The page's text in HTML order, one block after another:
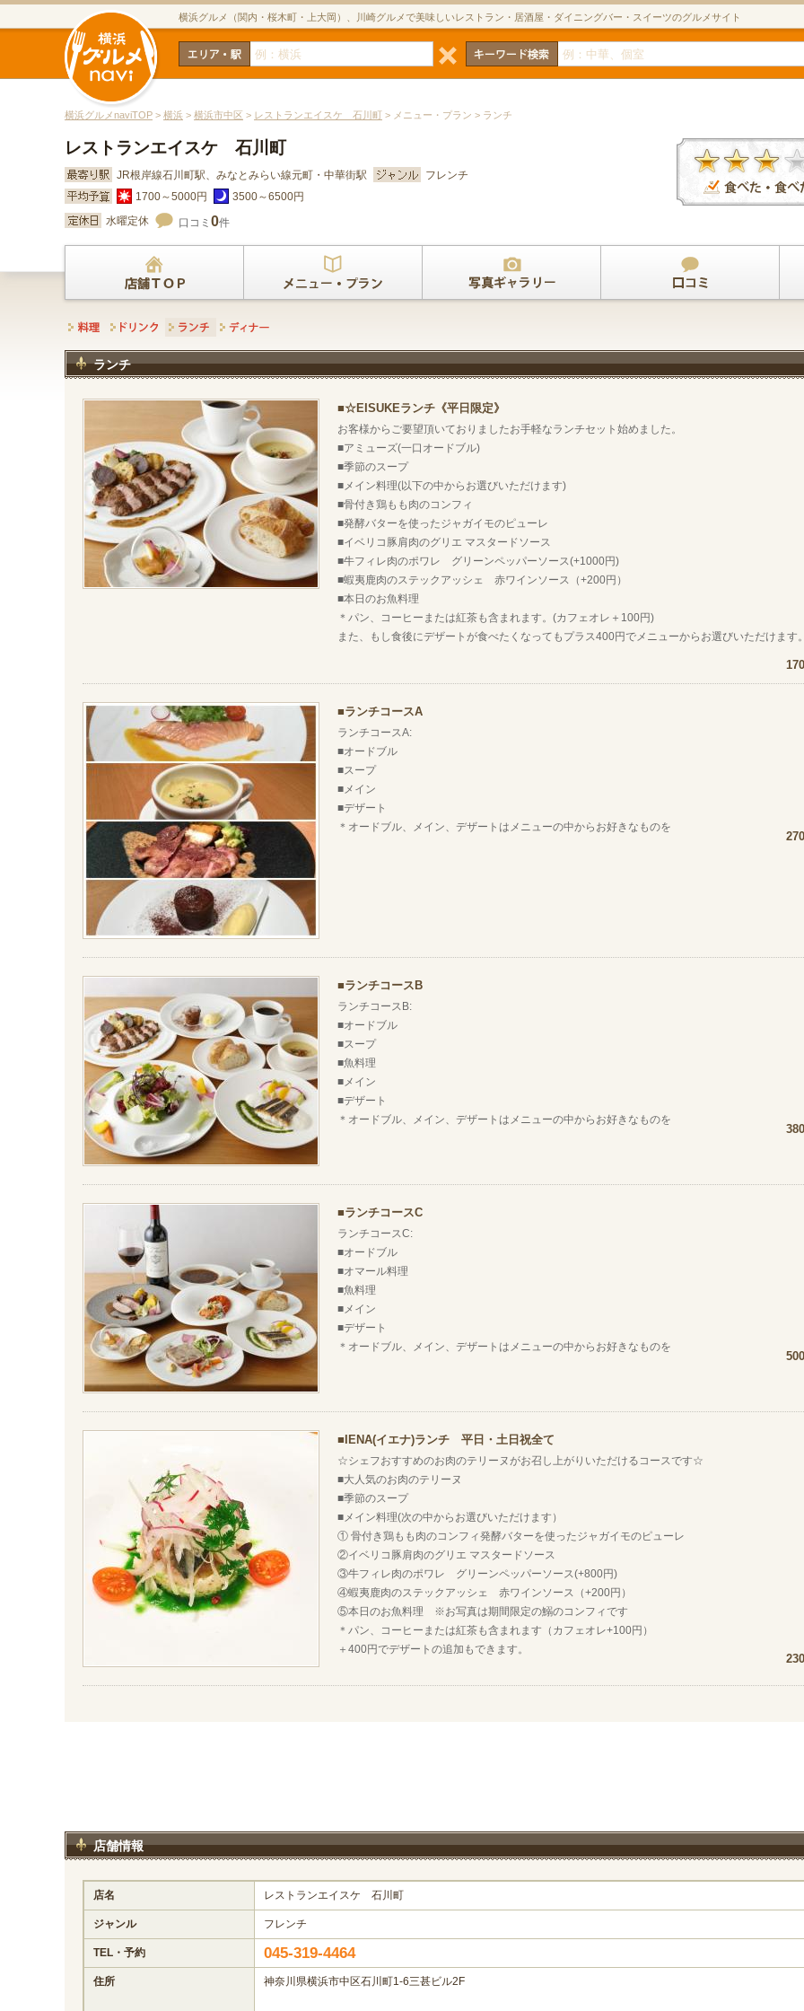
横浜グルメ（関内・桜木町・上大岡）、川崎グルメで美味しいレストラン・居酒屋・ダイニングバー・スイーツのグルメサイト
横浜グルメnaviTOP > 横浜 > 横浜市中区 > レストランエイスケ 石川町 > メニュー・プラン > ランチ
レストランエイスケ 石川町
JR根岸線石川町駅、みなとみらい線元町・中華街駅
フレンチ
1700～5000円
3500～6500円
水曜定休
口コミ 0件
ランチ
☆EISUKEランチ《平日限定》
お客様からご要望頂いておりましたお手軽なランチセット始めました。
■アミューズ(一口オードブル)
■季節のスープ
■メイン料理(以下の中からお選びいただけます)
■骨付き鶏もも肉のコンフィ
■発酵バターを使ったジャガイモのピューレ
■イベリコ豚肩肉のグリエ マスタードソース
■牛フィレ肉のポワレ グリーンペッパーソース(+1000円)
■蝦夷鹿肉のステックアッシェ 赤ワインソース（+200円）
■本日のお魚料理
＊パン、コーヒーまたは紅茶も含まれます。(カフェオレ＋100円)
また、もし食後にデザートが食べたくなってもプラス400円でメニューからお選びいただけます
ランチコースA
ランチコースA:
■オードブル
■スープ
■メイン
■デザート
＊オードブル、メイン、デザートはメニューの中からお好きなものを
ランチコースB
ランチコースB:
■オードブル
■スープ
■魚料理
■メイン
■デザート
＊オードブル、メイン、デザートはメニューの中からお好きなものを
ランチコースC
ランチコースC:
■オードブル
■オマール料理
■魚料理
■メイン
■デザート
＊オードブル、メイン、デザートはメニューの中からお好きなものを
IENA(イエナ)ランチ 平日・土日祝全て
☆シェフおすすめのお肉のテリーヌがお召し上がりいただけるコースです☆
■大人気のお肉のテリーヌ
■季節のスープ
■メイン料理(次の中からお選びいただけます）
① 骨付き鶏もも肉のコンフィ発酵バターを使ったジャガイモのピューレ
②イベリコ豚肩肉のグリエ マスタードソース
③牛フィレ肉のポワレ グリーンペッパーソース(+800円)
④蝦夷鹿肉のステックアッシェ 赤ワインソース（+200円）
⑤本日のお魚料理 ※お写真は期間限定の鰯のコンフィです
＊パン、コーヒーまたは紅茶も含まれます（カフェオレ+100円）
＋400円でデザートの追加もできます。
店舗情報
店名 レストランエイスケ 石川町
ジャンル フレンチ
TEL・予約 045-319-4464
住所 神奈川県横浜市中区石川町1-6三甚ビル2F